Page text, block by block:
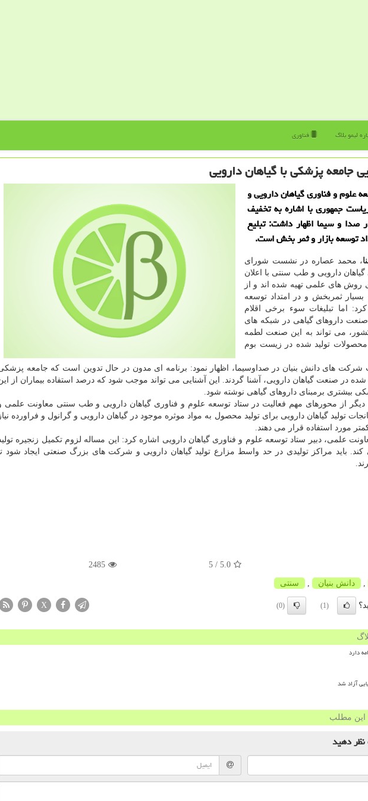
لیمو بلاگ فناوری
جامعه پزشكی با گیاهان دارویی
علوم و فناوری گیاهان دارویی و
جمهوری با اشاره به تخفیف
و سیما اظهار داشت: تبلیع
توسعه بازار و ثمر بخش است.
، محمد عصاره در نشست شورای
دارویی و طب سنتی با اعلان
روش های علمی تهیه شده اند و از
بسیار ثمربخش و در امتداد توسعه
اما تبلیغات سوء برخی اقلام
داروهای گیاهی در شبکه های
می تواند به این صنعت لطمه
تولید شده در زیست بوم
شرکت های دانش بنیان در صداوسیما، اظهار نمود: برنامه ای مدون در حال تدوین است که جامعه
در صنعت گیاهان دارویی، آشنا گردند. این آشنایی می تواند موجب شود که درصد استفاده بیماران از
بیشتری برمبنای داروهای گیاهی نوشته شود.
دیگر از محورهای مهم فعالیت در ستاد توسعه علوم و فناوری گیاهان دارویی و طب سنتی معاونت علمی
تولید گیاهان دارویی برای تولید محصول به مواد موثره موجود در گیاهان دارویی و گرانول و فراورده نیاز
مورد استفاده قرار می دهند.
علمی، دبیر ستاد توسعه علوم و فناوری گیاهان دارویی اشاره کرد: این مساله لزوم تکمیل زنجیره
باید مراکز تولیدی در حد واسط مزارع تولید گیاهان دارویی و شرکت های بزرگ صنعتی ایجاد شود
5.0
/ 5
2485
دانش بنیان سنتی
(1)
(0)
X
دارد
آزاد شد
این مطلب
نظر دهید